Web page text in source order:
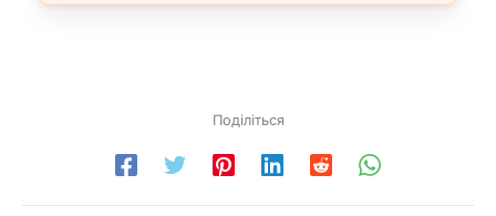
Поділіться